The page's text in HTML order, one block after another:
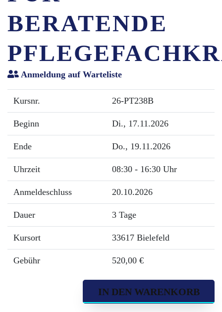
BERATENDE
Anmeldung auf Warteliste
Kursnr. 26-PT238B
Beginn Di., 17.11.2026
Ende Do., 19.11.2026
Uhrzeit 08:30 - 16:30 Uhr
Anmeldeschluss 20.10.2026
Dauer 3 Tage
Kursort 33617 Bielefeld
Gebühr 520,00 €
IN DEN WARENKORB